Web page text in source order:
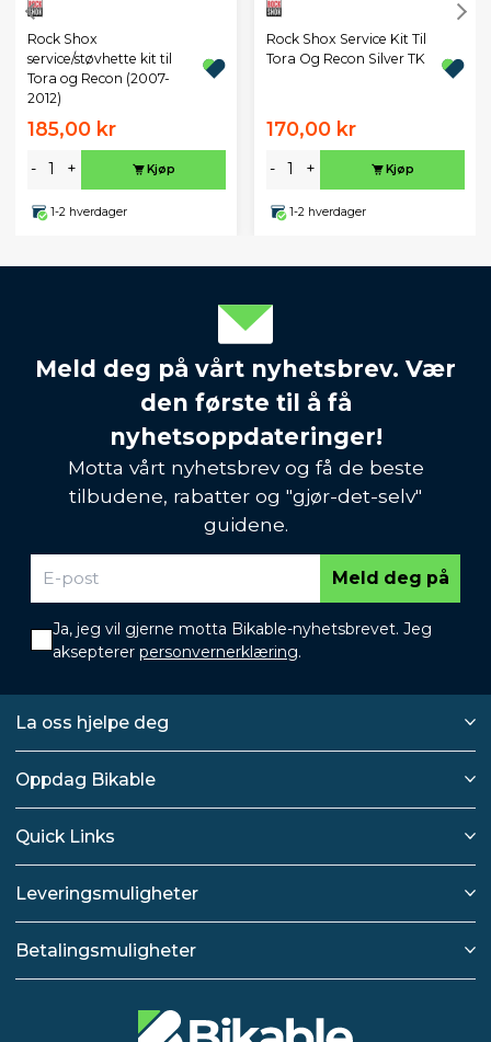
Rock Shox
service/støvhette kit til
Tora og Recon (2007-
2012)
185,00 kr
- + Kjøp
1-2 hverdager
Rock Shox Service Kit Til
Tora Og Recon Silver TK
170,00 kr
- + Kjøp
1-2 hverdager
Meld deg på vårt nyhetsbrev. Vær
den første til å få
nyhetsoppdateringer!
Motta vårt nyhetsbrev og få de beste
tilbudene, rabatter og "gjør-det-selv"
guidene.
Meld deg på
Ja, jeg vil gjerne motta Bikable-nyhetsbrevet. Jeg
aksepterer personvernerklæring.
La oss hjelpe deg
Oppdag Bikable
Quick Links
Leveringsmuligheter
Betalingsmuligheter